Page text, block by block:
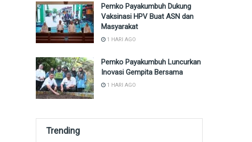
Pemko Payakumbuh Dukung
Vaksinasi HPV Buat ASN dan
Masyarakat
1 HARI AGO
Pemko Payakumbuh Luncurkan
Inovasi Gempita Bersama
1 HARI AGO
Trending